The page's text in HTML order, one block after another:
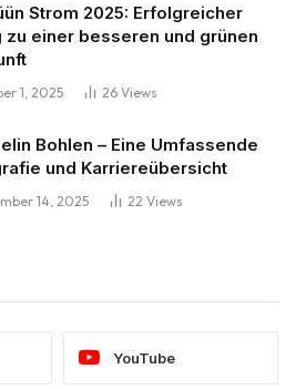
Strom 2025: Erfolgreicher
zu einer besseren und grünen
1, 2025 26 Views
Bohlen – Eine Umfassende
und Karriereübersicht
14, 2025 22 Views
YouTube